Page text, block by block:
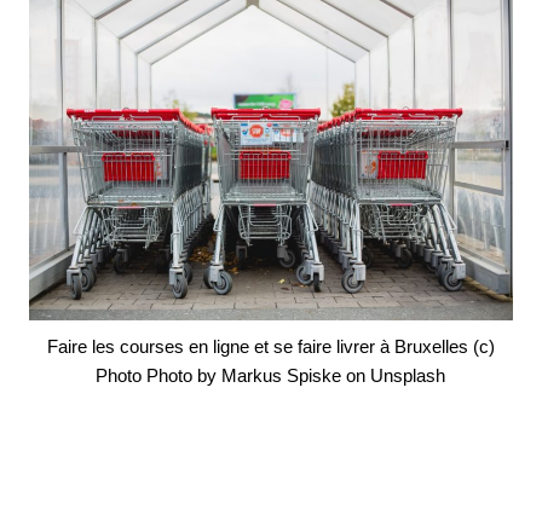
Faire les courses en ligne et se faire livrer à Bruxelles (c)
Photo Photo by Markus Spiske on Unsplash